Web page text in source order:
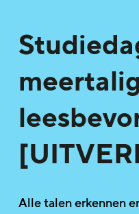
Alle talen erkennen